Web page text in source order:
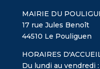
MAIRIE DU
17 rue Jules Benoît
44510 Le Pouliguen
HORAIRES
Du lundi au vendredi :